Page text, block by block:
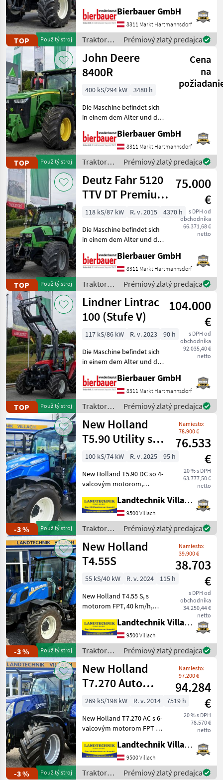
MARKETPLACE
Marketplace
Ponuky
predajcov
Drobné
inzeráty
TOP Použitý stroj
Zustand und kann nach
telefonischer Vereinbarung
gerne vor Ort besichtigt
und geprüft we
Bierbauer GmbH
8311 Markt Hartmannsdorf
Traktory /
Steyr
Prémiový zlatý predajca
TOP Použitý stroj
John Deere
8400R
Cena
na
400 kS/294 kW
3480 h
Die Maschine befindet sich
in einem dem Alter und der
Zustand und kann nach
telefonischer Vereinbarung
gerne vor Ort besichtigt
und geprüft we
Bierbauer GmbH
8311 Markt Hartmannsdorf
Traktory /
John
Deere
Prémiový zlatý predajca
TOP Použitý stroj
Deutz Fahr 5120
TTV DT Premium
Plus
75.000
€
s DPH od
obchodníka
66.371,68 €
netto
118 kS/87 kW R. v. 2015
4370 h
Die Maschine befindet sich
in einem dem Alter und der
Zustand und kann nach
telefonischer Vereinbarung
gerne vor Ort besichtigt
und geprüft we
Bierbauer GmbH
8311 Markt Hartmannsdorf
Traktory /
Deutz
Fahr
Prémiový zlatý predajca
TOP Použitý stroj
Lindner Lintrac
100 (Stufe V)
104.000
€
s DPH od
obchodníka
92.035,40 €
netto
117 kS/86 kW R. v. 2023
90 h
Die Maschine befindet sich
in einem dem Alter und der
Zustand und kann nach
telefonischer Vereinbarung
gerne vor Ort besichtigt
und geprüft we
Bierbauer GmbH
8311 Markt Hartmannsdorf
Traktory /
Lindner
Prémiový zlatý predajca
-3 % Použitý stroj
New Holland
T5.90 Utility s
ovládaním Dual
Command
Namiesto:
78.900 €
76.533
€
20 % s DPH
63.777,50 €
netto
100 kS/74 kW R. v. 2025
95 h
New Holland T5.90 DC so 4-
valcovým motorom,
24x24 a radením pod
zaťažením do rýchlosti 40
km/h s funkciou Stop & Go,
mechanickou parkovacou
Landtechnik Villach GmbH
9500 Villach
Traktory /
New
Holland
Prémiový zlatý predajca
-3 % Použitý stroj
New Holland
T4.55S
Namiesto:
39.900 €
38.703
€
s DPH od
obchodníka
34.250,44 €
netto
55 kS/40 kW R. v. 2024
115 h
New Holland T4.55 S, s
motorom FPT, 40 km/h,
reverzom, vývodový
hriadeľ s radením pod
zaťažením 540/540E, 4
riadiace jednotky s
spojkami Deluxe v
Landtechnik Villach GmbH
9500 Villach
Traktory /
New
Holland
Prémiový zlatý predajca
-3 % Použitý stroj
New Holland
T7.270 Auto
Command
BluePower
Namiesto:
97.200 €
94.284
€
20 % s DPH
78.570 €
netto
269 kS/198 kW R. v. 2014
7519 h
New Holland T7.270 AC s 6-
valcovým motorom FPT s
prevodovkou
Autocommand s
maximálnou rýchlosťou 50
km/h, prednou hydraulikou
Landtechnik Villach GmbH
9500 Villach
Traktory /
Prémiový zlatý predajca